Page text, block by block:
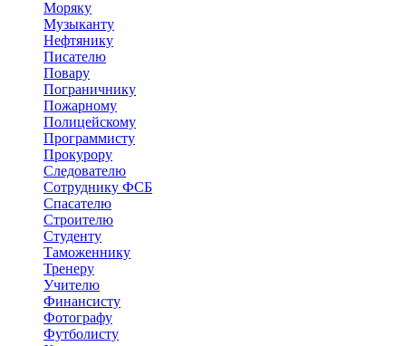
Моряку
Музыканту
Нефтянику
Писателю
Повару
Пограничнику
Пожарному
Полицейскому
Программисту
Прокурору
Следователю
Сотруднику ФСБ
Спасателю
Строителю
Студенту
Таможеннику
Тренеру
Учителю
Финансисту
Фотографу
Футболисту